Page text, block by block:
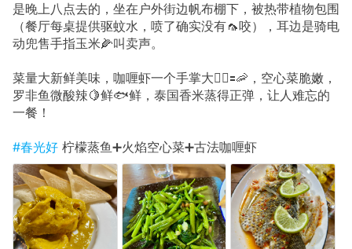
是晚上八点去的，坐在户外街边帆布棚下，被热带植物包围
（餐厅每桌提供驱蚊水，喷了确实没有🦟咬），耳边是骑电
动兜售手指玉米🌽叫卖声。
菜量大新鲜美味，咖喱虾一个手掌大🖐🏻🟰🦐，空心菜脆嫩，
罗非鱼微酸辣🍋鲜🐟鲜，泰国香米蒸得正弹，让人难忘的
一餐！
#春光好 柠檬蒸鱼➕火焰空心菜➕古法咖喱虾